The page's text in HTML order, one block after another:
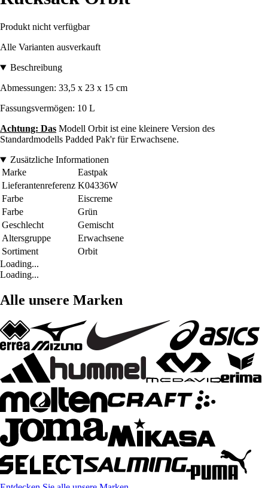
Produkt nicht verfügbar
Alle Varianten ausverkauft
Beschreibung
Abmessungen: 33,5 x 23 x 15 cm
Fassungsvermögen: 10 L
Achtung: Das Modell Orbit ist eine kleinere Version des
Standardmodells Padded Pak'r für Erwachsene.
Zusätzliche Informationen
Marke
Eastpak
Lieferantenreferenz K04336W
Farbe
Eiscreme
Farbe
Grün
Geschlecht
Gemischt
Altersgruppe
Erwachsene
Sortiment
Orbit
Loading...
Loading...
Alle unsere Marken